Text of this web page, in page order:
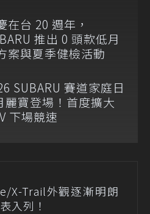
在台 20 週年，
推出 0 頭款低月
案與夏季健檢活動
SUBARU 賽道家庭日
麗寶登場！首度擴大
下場競速
X-Trail外觀逐漸明朗
入列！